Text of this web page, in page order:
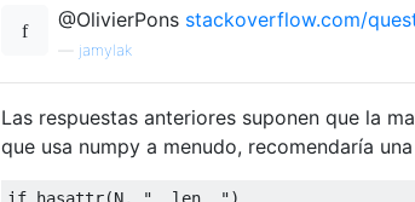
@OlivierPons stackoverflow.com/
jamylak
Las respuestas anteriores suponen que la
que usa numpy a menudo, recomendaría
if hasattr(N, "__len__")